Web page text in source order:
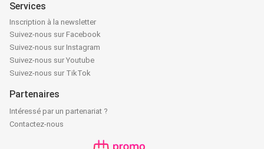
Services
Inscription à la newsletter
Suivez-nous sur Facebook
Suivez-nous sur Instagram
Suivez-nous sur Youtube
Suivez-nous sur TikTok
Partenaires
Intéressé par un partenariat ?
Contactez-nous